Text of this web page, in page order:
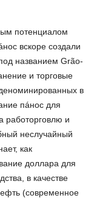
потенциалом
вскоре создали
названием Grão-
и торговые
в
пáнос для
работорговлю и
неслучайный
как
доллара для
в качестве
(современное